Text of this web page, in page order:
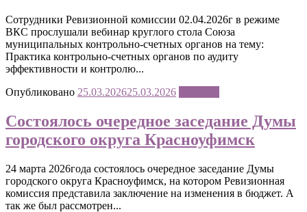
Сотрудники Ревизионной комиссии 02.04.2026г в режиме
ВКС прослушали вебинар круглого стола Союза
муниципальных контрольно-счетных органов на тему:
Практика контрольно-счетных органов по аудиту
эффективности и контролю...
Опубликовано 25.03.202625.03.2026
Состоялось очередное заседание Думы
городского округа Красноуфимск
24 марта 2026года состоялось очередное заседание Думы
городского округа Красноуфимск, на котором Ревизионная
комиссия представила заключение на изменения в бюджет. А
так же был рассмотрен...